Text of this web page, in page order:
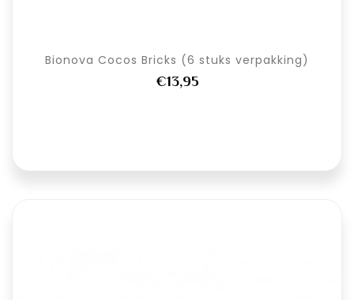
Bionova Cocos Bricks (6 stuks verpakking)
€13,95